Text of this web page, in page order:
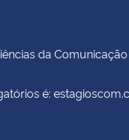
da Comunicação
é: